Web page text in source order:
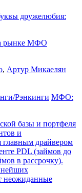
дружелюбия:
рынке МФО
, Артур Микаелян
Рэнкинги МФО:
базы и портфеля
и
главным драйвером
PDL (займов до
в рассрочку).
неожиданные